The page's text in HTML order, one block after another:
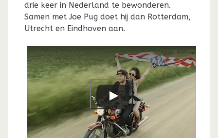
drie keer in Nederland te bewonderen.
Samen met Joe Pug doet hij dan Rotterdam,
Utrecht en Eindhoven aan.